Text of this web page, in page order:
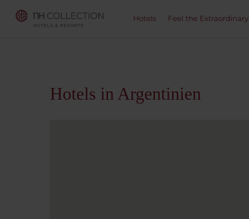
Hotels Feel the Extraordinary
Hotels in Argentinien